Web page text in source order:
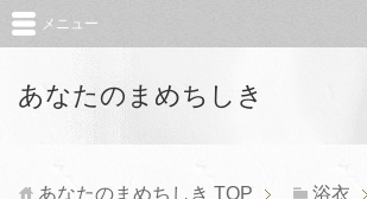
あなたのまめちしき
メニュー
あなたのまめちしき TOP 浴衣